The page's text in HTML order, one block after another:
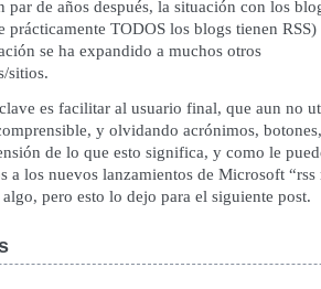
par de años después, la situación con los
prácticamente TODOS los blogs tienen
se ha expandido a muchos otros
sitios.
es facilitar al usuario final, que aun no
y olvidando acrónimos,
de lo que esto significa, y como le
a los nuevos lanzamientos de Microsoft “rss
pero esto lo dejo para el siguiente post.